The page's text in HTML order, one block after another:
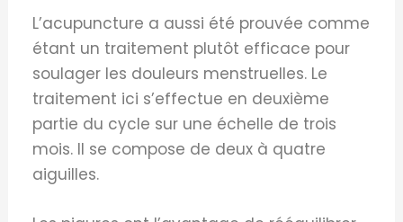
L’acupuncture a aussi été prouvée comme
étant un traitement plutôt efficace pour
soulager les douleurs menstruelles. Le
traitement ici s’effectue en deuxième
partie du cycle sur une échelle de trois
mois. Il se compose de deux à quatre
aiguilles.